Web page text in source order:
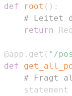
def
root ( ) :
# Leitet
return
@app . get ( "/
def
# Fragt
    statement